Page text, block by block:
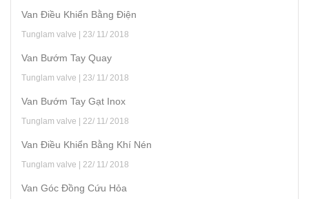
Van Điều Khiển Bằng Điện
Tunglam valve | 23/ 11/ 2018
Van Bướm Tay Quay
Tunglam valve | 23/ 11/ 2018
Van Bướm Tay Gạt Inox
Tunglam valve | 22/ 11/ 2018
Van Điều Khiển Bằng Khí Nén
Tunglam valve | 22/ 11/ 2018
Van Góc Đồng Cứu Hỏa